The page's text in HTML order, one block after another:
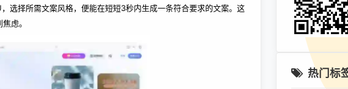
选择所需文案风格，便能在短短3秒内生成一条符合要求的文案。这
虑。
热门标